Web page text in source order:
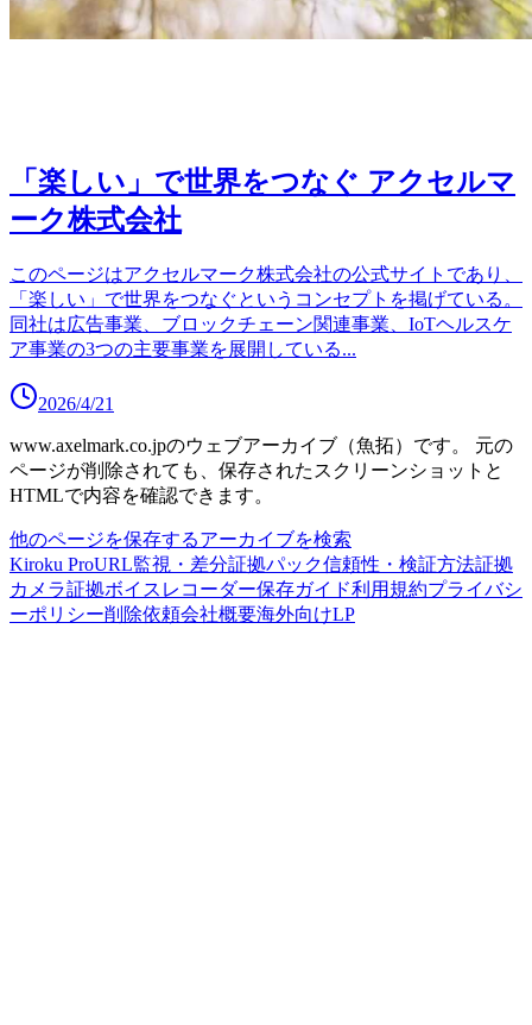
「楽しい」で世界をつなぐ アクセルマ
ーク株式会社
このページはアクセルマーク株式会社の公式サイトであり、
「楽しい」で世界をつなぐというコンセプトを掲げている。
同社は広告事業、ブロックチェーン関連事業、IoTヘルスケ
ア事業の3つの主要事業を展開している...
2026/4/21
www.axelmark.co.jpのウェブアーカイブ（魚拓）です。
元の
ページが削除されても、保存されたスクリーンショットと
HTMLで内容を確認できます。
他のページを保存するアーカイブを検索
Kiroku ProURL監視・差分証拠パック信頼性・検証方法証拠
カメラ証拠ボイスレコーダー保存ガイド利用規約プライバシ
ーポリシー削除依頼会社概要海外向けLP